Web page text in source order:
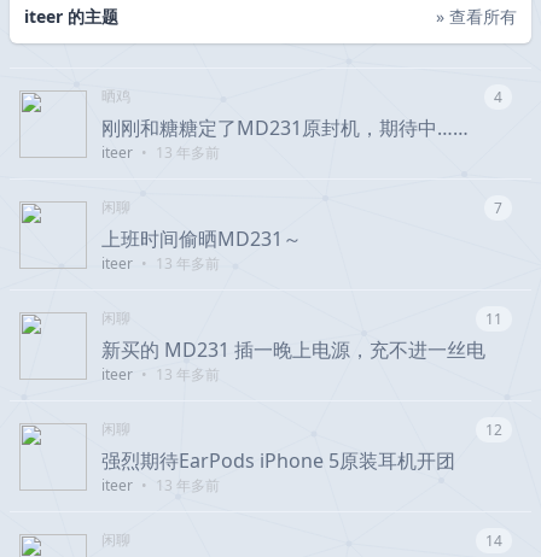
iteer 的主题 » 查看所有
晒鸡 4
刚刚和糖糖定了MD231原封机，期待中……
iteer • 13 年多前
闲聊 7
上班时间偷晒MD231～
iteer • 13 年多前
闲聊 11
新买的 MD231 插一晚上电源，充不进一丝电
iteer • 13 年多前
闲聊 12
强烈期待EarPods iPhone 5原装耳机开团
iteer • 13 年多前
闲聊 14